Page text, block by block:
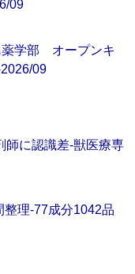
09
学部 オープンキ
09
師に認識差‐獣医療専
整理‐77成分1042品